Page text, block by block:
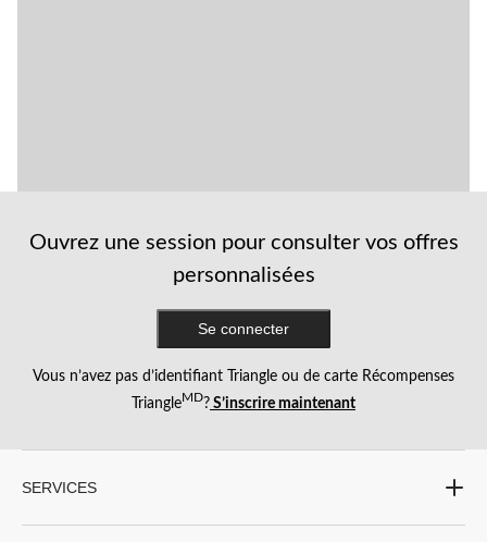
Ouvrez une session pour consulter vos offres
personnalisées
Se connecter
Vous n’avez pas d’identifiant Triangle ou de carte Récompenses
TriangleMD? S’inscrire maintenant
SERVICES